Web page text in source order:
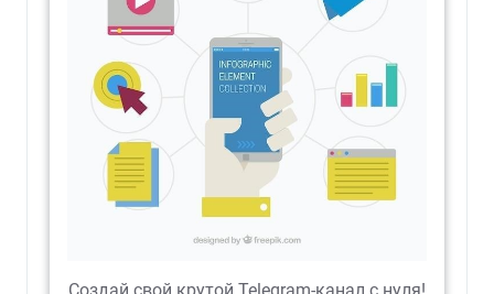
Создай свой крутой Telegram-канал с нуля!